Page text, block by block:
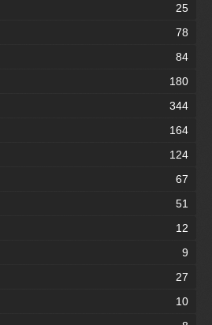
25
78
84
180
344
164
124
67
51
12
9
27
10